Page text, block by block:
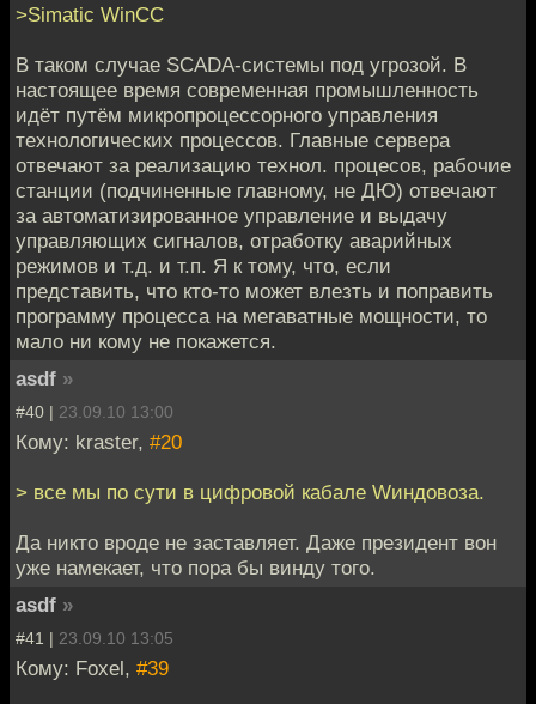
>Simatic WinCC
В таком случае SCADA-системы под угрозой. В
настоящее время современная промышленность
идёт путём микропроцессорного управления
технологических процессов. Главные сервера
отвечают за реализацию технол. процесов, рабочие
станции (подчиненные главному, не ДЮ) отвечают
за автоматизированное управление и выдачу
управляющих сигналов, отработку аварийных
режимов и т.д. и т.п. Я к тому, что, если
представить, что кто-то может влезть и поправить
программу процесса на мегаватные мощности, то
мало ни кому не покажется.
asdf »
#40 | 23.09.10 13:00
Кому: kraster, #20
> все мы по сути в цифровой кабале Wиндовоза.
Да никто вроде не заставляет. Даже президент вон
уже намекает, что пора бы винду того.
asdf »
#41 | 23.09.10 13:05
Кому: Foxel, #39